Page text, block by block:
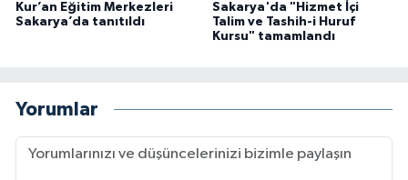
Kur’an Eğitim Merkezleri
Sakarya’da tanıtıldı
Sakarya'da "Hizmet İçi
Talim ve Tashih-i Huruf
Kursu" tamamlandı
Yorumlar
İstanbul Müftülüğü
Kahramanmaraş Müftülüğü
Karabük Müftülüğü